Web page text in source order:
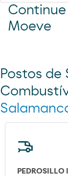
Moeve
Postos de
PEDROSILLO I